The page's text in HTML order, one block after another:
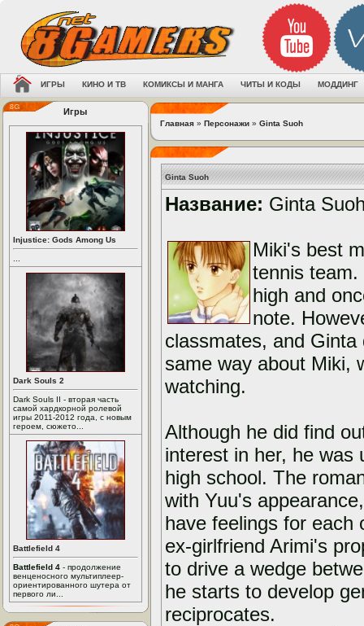
ИГРЫ КИНО И ТВ КОМИКСЫ И МАНГА ЧИТЫ И КОДЫ МОДДИНГ
Игры
Injustice: Gods Among Us
Dark Souls 2
Dark Souls II - вторая часть
самой хардкорной ролевой
игры 2011-2012 года, с новым
героем, сюжето...
Battlefield 4
Battlefield 4 - продолжение
венценосного мультиплеер-
ориентированного шутера от
первого ли...
Главная » Персонажи » Ginta Suoh
Ginta Suoh
Название: Ginta
Miki's best
tennis
high and
note.
classmates, and
same way about Miki,
watching.
Although he did find
interest in her, he was
high school. The
with Yuu's
have feelings for each
ex-girlfriend Arimi's
to drive a wedge
he starts to develop
reciprocates.